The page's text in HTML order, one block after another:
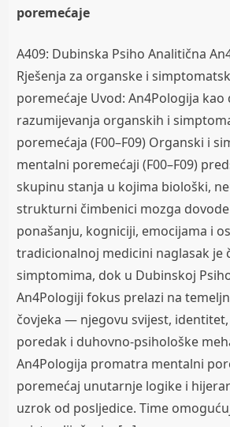
poremećaje
A409: Dubinska Psiho Analitična
Rješenja za organske i
poremećaje Uvod: An4Pologija
razumijevanja organskih i
poremećaja (F00–F09) Organski i
mentalni poremećaji (F00–F09)
skupinu stanja u kojima biološki,
strukturni čimbenici mozga
ponašanju, kogniciji, emocijama i
tradicionalnoj medicini naglasak je
simptomima, dok u Dubinskoj
An4Pologiji fokus prelazi na
čovjeka — njegovu svijest,
poredak i duhovno-psihološke
An4Pologija promatra mentalni
poremećaj unutarnje logike i
uzrok od posljedice. Time